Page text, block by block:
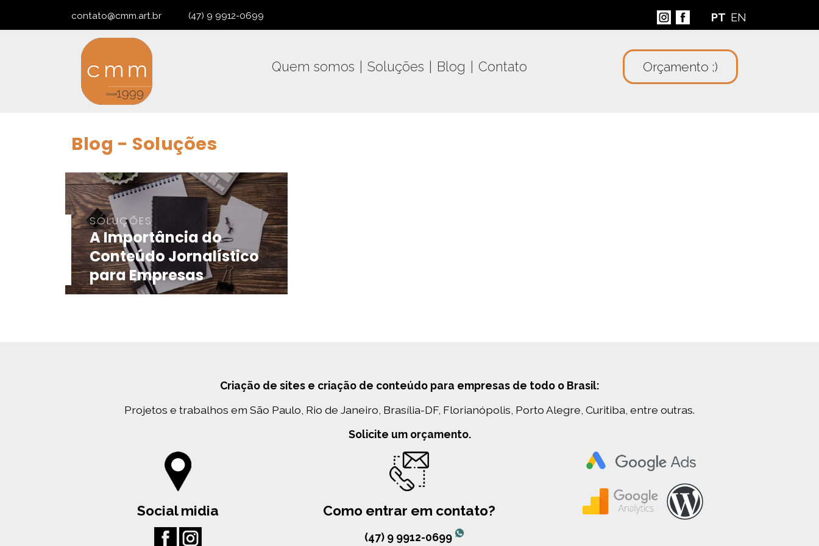
contato@cmm.art.br (47) 9 9912-0699 PT EN
Quem somos Soluções Blog Contato Orçamento ;)
Blog - Soluções
SOLUÇÕES
A Importância do
Conteúdo Jornalístico
para Empresas
Criação de sites e criação de conteúdo para empresas de todo o Brasil:
Projetos e trabalhos em São Paulo, Rio de Janeiro, Brasília-DF, Florianópolis, Porto Alegre, Curitiba, entre outras.
Solicite um orçamento.
Social midia Como entrar em contato?
(47) 9 9912-0699